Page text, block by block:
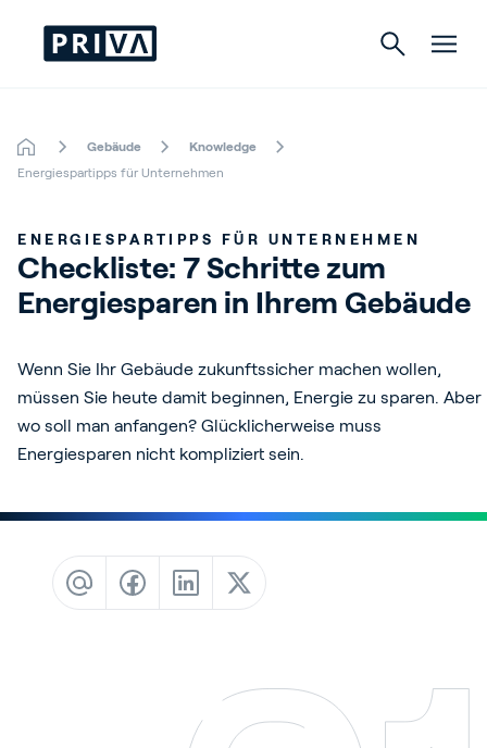
Gartenbau
Indoor Growing
Karriere
Kontact
Events
Academy
Gebäude
Knowledge
Energiespartipps für Unternehmen
ENERGIESPARTIPPS FÜR UNTERNEHMEN
Checkliste: 7 Schritte zum
Energiesparen in Ihrem Gebäude
Wenn Sie Ihr Gebäude zukunftssicher machen wollen,
müssen Sie heute damit beginnen, Energie zu sparen. Aber
wo soll man anfangen? Glücklicherweise muss
Energiesparen nicht kompliziert sein.